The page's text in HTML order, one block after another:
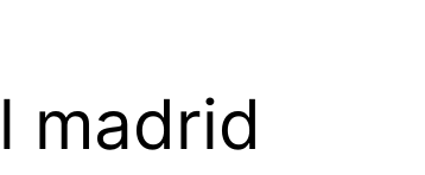
madrid